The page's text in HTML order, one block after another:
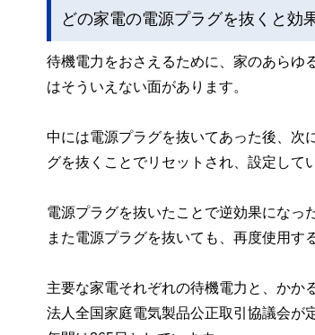
どの家電の電源プラグを抜くと効
待機電力をおさえるために、家のあらゆ
はそういえない面があります。
中には電源プラグを抜いてあった後、次
グを抜くことでリセットされ、設定して
電源プラグを抜いたことで逆効果になっ
また電源プラグを抜いても、再度使用す
主要な家電それぞれの待機電力と、かか
法人全国家庭電気製品公正取引協議会が